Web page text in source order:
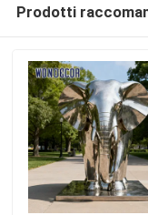
Casa
Prodotti